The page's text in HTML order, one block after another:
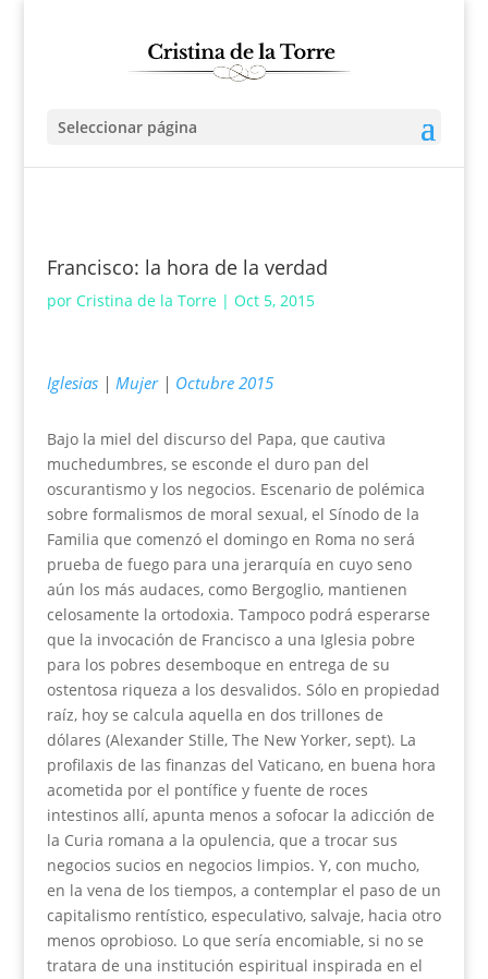
Seleccionar página
Francisco: la hora de la verdad
por Cristina de la Torre| Oct 5, 2015
Iglesias| Mujer| Octubre 2015
Bajo la miel del discurso del Papa, que cautiva
muchedumbres, se esconde el duro pan del
oscurantismo y los negocios. Escenario de polémica
sobre formalismos de moral sexual, el Sínodo de la
Familia que comenzó el domingo en Roma no será
prueba de fuego para una jerarquía en cuyo seno
aún los más audaces, como Bergoglio, mantienen
celosamente la ortodoxia. Tampoco podrá esperarse
que la invocación de Francisco a una Iglesia pobre
para los pobres desemboque en entrega de su
ostentosa riqueza a los desvalidos. Sólo en propiedad
raíz, hoy se calcula aquella en dos trillones de
dólares (Alexander Stille, The New Yorker, sept). La
profilaxis de las finanzas del Vaticano, en buena hora
acometida por el pontífice y fuente de roces
intestinos allí, apunta menos a sofocar la adicción de
la Curia romana a la opulencia, que a trocar sus
negocios sucios en negocios limpios. Y, con mucho,
en la vena de los tiempos, a contemplar el paso de un
capitalismo rentístico, especulativo, salvaje, hacia otro
menos oprobioso. Lo que sería encomiable, si no se
tratara de una institución espiritual inspirada en el